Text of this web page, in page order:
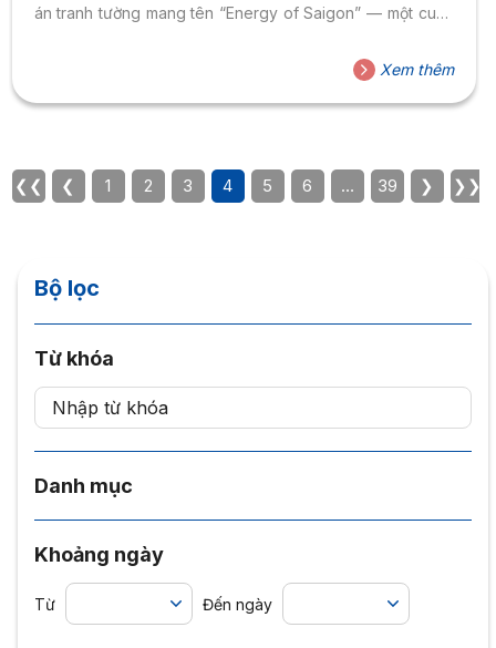
án tranh tường mang tên “Energy of Saigon” — một cuộc
thiết kế trẻ. Buổi gặp gỡ diễn ra trong không khí hào hứng
tại Phòng 903, cơ sở Cao Thắng, quy tụ đông đảo sinh
viên...
Xem thêm
❮❮ ❮ 1 2 3 4 5 6 … 39 ❯ ❯❯
Bộ lọc
Từ khóa
Danh mục
Khoảng ngày
Từ Đến ngày